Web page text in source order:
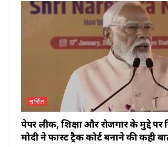
चर्चित
पेपर लीक, शिक्षा और रोजगार के मुद्दे
मोदी ने फास्ट ट्रैक कोर्ट बनाने की कही